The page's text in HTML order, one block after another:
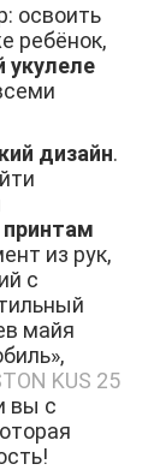
освоить
ребёнок,
укулеле
дизайн.
из рук,
с
майя
KUS 25
вы с